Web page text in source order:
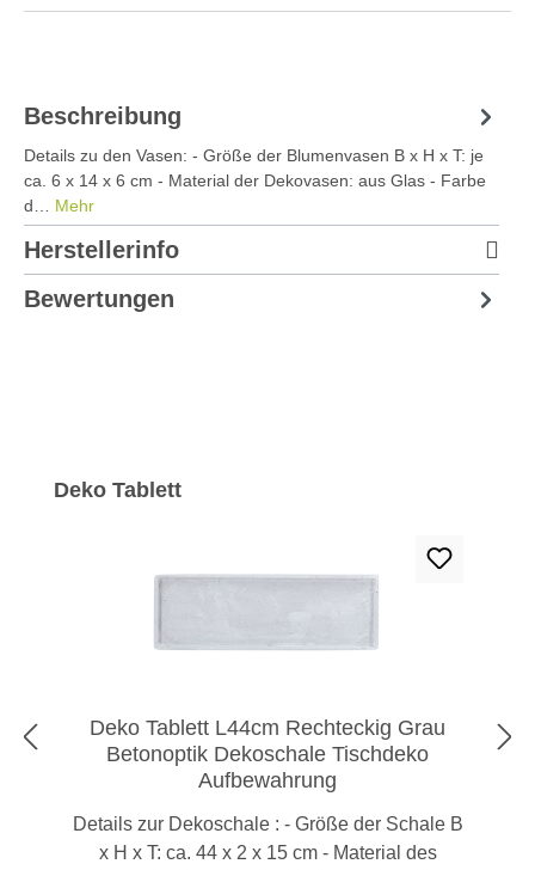
Beschreibung
Details zu den Vasen: - Größe der Blumenvasen B x H x T: je
ca. 6 x 14 x 6 cm - Material der Dekovasen: aus Glas - Farbe
d… Mehr
Herstellerinfo
Bewertungen
Produktgalerie überspringen
Deko Tablett
Deko Tablett L44cm Rechteckig Grau
Betonoptik Dekoschale Tischdeko
Aufbewahrung
Details zur Dekoschale : - Größe der Schale B
x H x T: ca. 44 x 2 x 15 cm - Material des